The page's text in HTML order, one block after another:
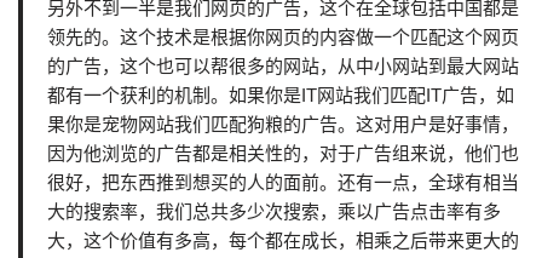
另外不到一半是我们网页的广告，这个在全球包括中国都是
领先的。这个技术是根据你网页的内容做一个匹配这个网页
的广告，这个也可以帮很多的网站，从中小网站到最大网站
都有一个获利的机制。如果你是IT网站我们匹配IT广告，如
果你是宠物网站我们匹配狗粮的广告。这对用户是好事情，
因为他浏览的广告都是相关性的，对于广告组来说，他们也
很好，把东西推到想买的人的面前。还有一点，全球有相当
大的搜索率，我们总共多少次搜索，乘以广告点击率有多
大，这个价值有多高，每个都在成长，相乘之后带来更大的